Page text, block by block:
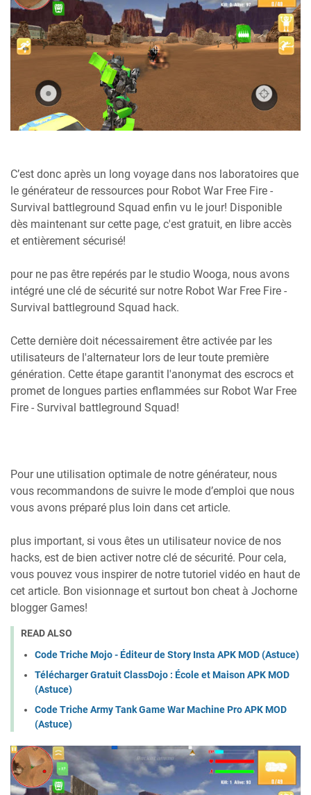
C’est donc après un long voyage dans nos laboratoires que
le générateur de ressources pour Robot War Free Fire -
Survival battleground Squad enfin vu le jour! Disponible
dès maintenant sur cette page, c'est gratuit, en libre accès
et entièrement sécurisé!
pour ne pas être repérés par le studio Wooga, nous avons
intégré une clé de sécurité sur notre Robot War Free Fire -
Survival battleground Squad hack.
Cette dernière doit nécessairement être activée par les
utilisateurs de l'alternateur lors de leur toute première
génération. Cette étape garantit l'anonymat des escrocs et
promet de longues parties enflammées sur Robot War Free
Fire - Survival battleground Squad!
Pour une utilisation optimale de notre générateur, nous
vous recommandons de suivre le mode d’emploi que nous
vous avons préparé plus loin dans cet article.
plus important, si vous êtes un utilisateur novice de nos
hacks, est de bien activer notre clé de sécurité. Pour cela,
vous pouvez vous inspirer de notre tutoriel vidéo en haut de
cet article. Bon visionnage et surtout bon cheat à Jochorne
blogger Games!
READ ALSO
Code Triche Mojo - Éditeur de Story Insta APK MOD (Astuce)
Télécharger Gratuit ClassDojo : École et Maison APK MOD
(Astuce)
Code Triche Army Tank Game War Machine Pro APK MOD
(Astuce)